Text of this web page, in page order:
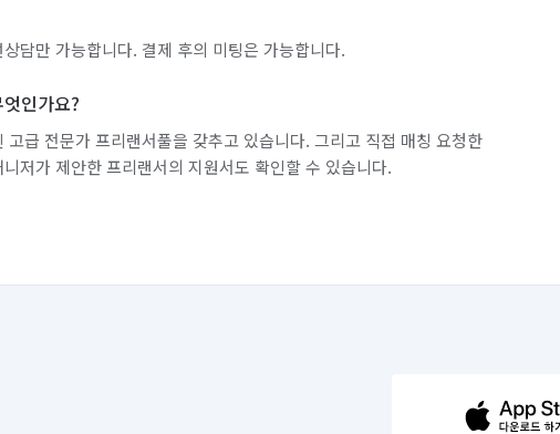
담만 가능합니다. 결제 후의 미팅은 가능합니다.
인가요?
고급 전문가 프리랜서풀을 갖추고 있습니다. 그리고 직접 매칭 요청한
저가 제안한 프리랜서의 지원서도 확인할 수 있습니다.